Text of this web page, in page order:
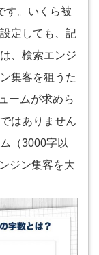
す。いくら被
定しても、記
、検索エンジ
集客を狙うた
ームが求めら
はありません
（3000字以
ジン集客を大